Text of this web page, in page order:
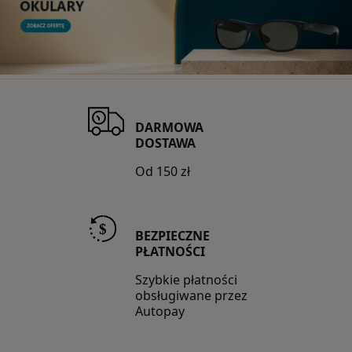
STANLEY
Guess Factory
Guess by Marciano
Ray-Ban
Jimmy Choo
Inne marki
Polaroid
Guess
DARMOWA
DOSTAWA
Od 150 zł
BEZPIECZNE
PŁATNOŚCI
Szybkie płatności
obsługiwane przez
Autopay